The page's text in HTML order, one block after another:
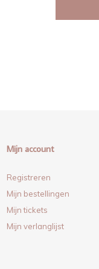
Mijn account
Registreren
Mijn bestellingen
Mijn tickets
Mijn verlanglijst